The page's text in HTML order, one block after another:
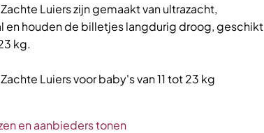
Luiers zijn gemaakt van ultrazacht,
en houden de billetjes langdurig droog, geschikt
kg.
Luiers voor baby's van 11 tot 23 kg
en aanbieders tonen